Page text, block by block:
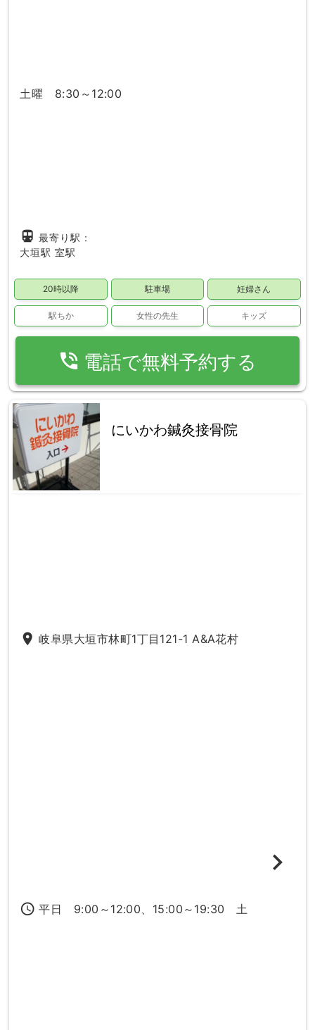
土曜 8:30～12:00
directions_subway 最寄り駅：
大垣駅 室駅
20時以降 駐車場 妊婦さん
駅ちか 女性の先生 キッズ
phone_in_talk 電話で無料予約する
にいかわ鍼灸接骨院
place 岐阜県大垣市林町1丁目121-1 A&A花村
access_time 平日 9:00～12:00、15:00～19:30 土